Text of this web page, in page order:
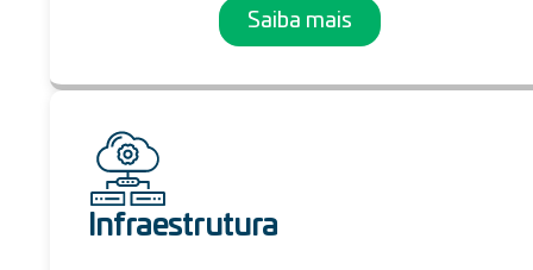
Saiba mais
Infraestrutura